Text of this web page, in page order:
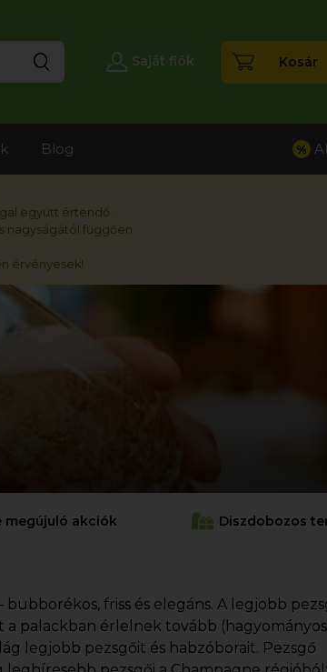
együtt értendő.
nagyságától függően.
érvényesek!
Saját fiók Kosár
Blog %
megújuló akciók Diszdobozos
friss és elegáns. A legjobb
a palackban érlelnek tovább (hagyományos
legjobb pezsgőit és habzóborait. Pezsgő